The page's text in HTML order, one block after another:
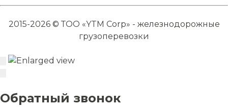
2015-2026 © ТОО «YTM Corp» - железнодорожные
грузоперевозки
Обратный звонок